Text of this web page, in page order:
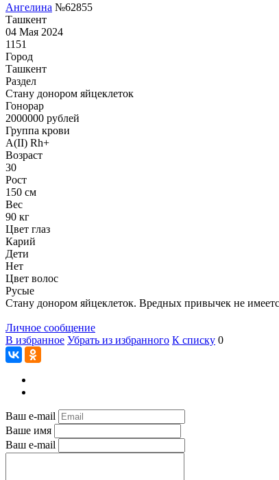
Ангелина №62855
Ташкент
04 Мая 2024
1151
Город
Ташкент
Раздел
Стану донором яйцеклеток
Гонoрар
2000000 рублей
Группа крови
A(II) Rh+
Возраст
30
Рост
150 см
Вес
90 кг
Цвет глаз
Карий
Дети
Нет
Цвет волос
Русые
Стану донором яйцеклеток. Вредных привычек не
Личное сообщение
В избранное Убрать из избранного К списку 0
Ваш e-mail
Ваше имя
Ваш e-mail